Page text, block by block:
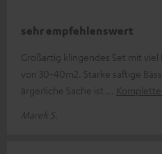
sehr empfehlenswert
Großartig klingendes Set mit
von 30-40m2. Starke saftige
ärgerliche Sache ist
Marek S.